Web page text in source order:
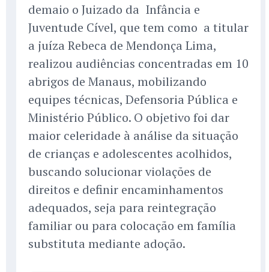
demaio o Juizado da Infância e
Juventude Cível, que tem como a titular
a juíza Rebeca de Mendonça Lima,
realizou audiências concentradas em 10
abrigos de Manaus, mobilizando
equipes técnicas, Defensoria Pública e
Ministério Público. O objetivo foi dar
maior celeridade à análise da situação
de crianças e adolescentes acolhidos,
buscando solucionar violações de
direitos e definir encaminhamentos
adequados, seja para reintegração
familiar ou para colocação em família
substituta mediante adoção.